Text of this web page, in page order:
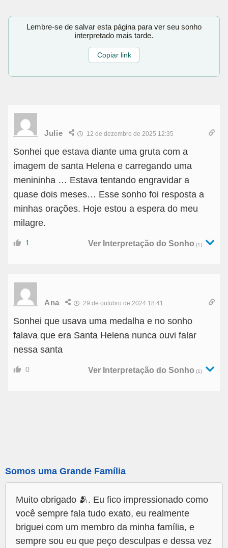
Lembre-se de salvar esta página para ver seu sonho
interpretado mais tarde.
Copiar link
Julie 12 de dezembro de 2025 12:35
Sonhei que estava diante uma gruta com a
imagem de santa Helena e carregando uma
menininha … Estava tentando engravidar a
quase dois meses… Esse sonho foi resposta a
minhas orações. Hoje estou a espera do meu
milagre.
1 Ver Interpretação do Sonho (1)
Ana 29 de outubro de 2024 18:41
Sonhei que usava uma medalha e no sonho
falava que era Santa Helena nunca ouvi falar
nessa santa
0 Ver Interpretação do Sonho (1)
Somos uma Grande Família
Muito obrigado 🫂. Eu fico impressionado como
você sempre fala tudo exato, eu realmente
briguei com um membro da minha família, e
sempre sou eu que peço desculpas e dessa vez